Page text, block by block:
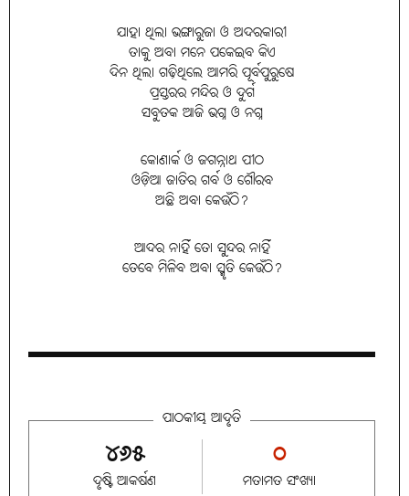
ଯାହା ଥିଲା ଭଙ୍ଗାରୁଜା ଓ ଅଦରକାରୀ
ତାକୁ ଅବା ମନେ ପକେଇବ କିଏ
ଦିନ ଥିଲା ଗଢ଼ିଥିଲେ ଆମରି ପୂର୍ବପୁରୁଷେ
ପ୍ରସ୍ତରର ମନ୍ଦିର ଓ ଦୁର୍ଗ
ସବୁତକ ଆଜି ଭଗ୍ନ ଓ ନଗ୍ନ
କୋଣାର୍କ ଓ ଜଗନ୍ନାଥ ପୀଠ
ଓଡ଼ିଆ ଜାତିର ଗର୍ବ ଓ ଗୌରବ
ଅଛି ଅବା କେଉଁଠି?
ଆଦର ନାହିଁ ତୋ ସୁନ୍ଦର ନାହିଁ
ତେବେ ମିଳିବ ଅବା ସ୍ମୃତି କେଉଁଠି?
ପାଠକୀୟ ଆଦୃତି
୪୬୫
ଦୃଷ୍ଟି ଆକର୍ଷଣ
୦
ମତାମତ ସଂଖ୍ୟା